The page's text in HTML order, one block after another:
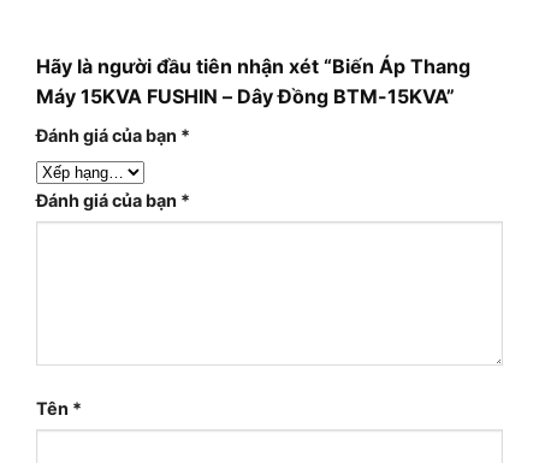
Hãy là người đầu tiên nhận xét “Biến Áp Thang
Máy 15KVA FUSHIN – Dây Đồng BTM-15KVA”
Đánh giá của bạn *
Đánh giá của bạn *
Tên *